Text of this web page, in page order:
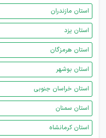
استان مازندران
استان یزد
استان هرمزگان
استان بوشهر
استان خراسان جنوبی
استان سمنان
استان کرمانشاه